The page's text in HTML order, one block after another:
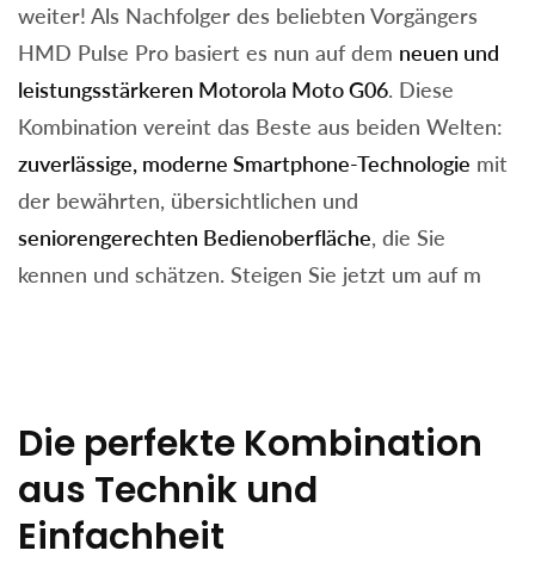
weiter! Als Nachfolger des beliebten Vorgängers
HMD Pulse Pro basiert es nun auf dem neuen und
leistungsstärkeren Motorola Moto G06. Diese
Kombination vereint das Beste aus beiden Welten:
zuverlässige, moderne Smartphone-Technologie mit
der bewährten, übersichtlichen und
seniorengerechten Bedienoberfläche, die Sie
kennen und schätzen. Steigen Sie jetzt um auf m
Die perfekte Kombination
aus Technik und
Einfachheit